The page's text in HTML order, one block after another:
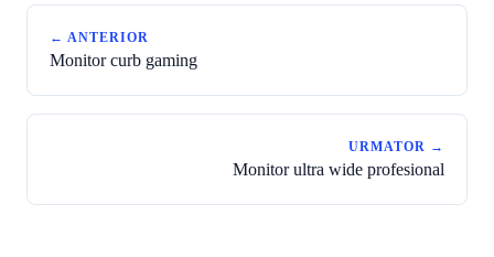
← ANTERIOR
Monitor curb gaming
URMATOR →
Monitor ultra wide profesional